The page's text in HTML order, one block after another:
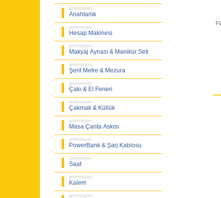
promosyon
Anahtarlık
promosyon
Hesap Makinesi
promosyon
Makyaj Aynası & Manikür Seti
promosyon
Şerit Metre & Mezura
promosyon
Çakı & El Feneri
promosyon
Çakmak & Küllük
promosyon
Masa Çanta Askısı
promosyon
PowerBank & Şarj Kablosu
promosyon
Saat
promosyon
Kalem
promosyon